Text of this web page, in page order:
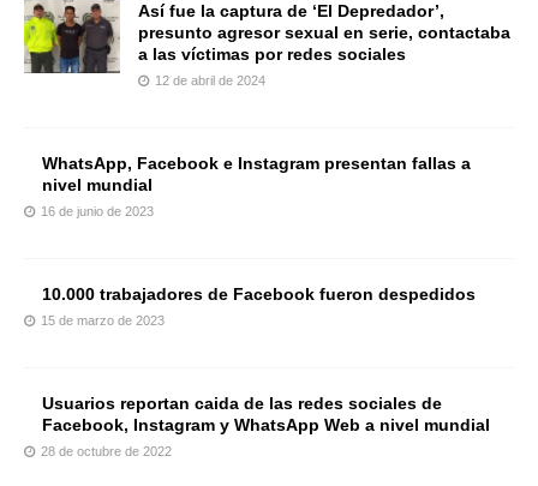
Así fue la captura de ‘El Depredador’,
presunto agresor sexual en serie, contactaba
a las víctimas por redes sociales
12 de abril de 2024
WhatsApp, Facebook e Instagram presentan fallas a
nivel mundial
16 de junio de 2023
10.000 trabajadores de Facebook fueron despedidos
15 de marzo de 2023
Usuarios reportan caida de las redes sociales de
Facebook, Instagram y WhatsApp Web a nivel mundial
28 de octubre de 2022